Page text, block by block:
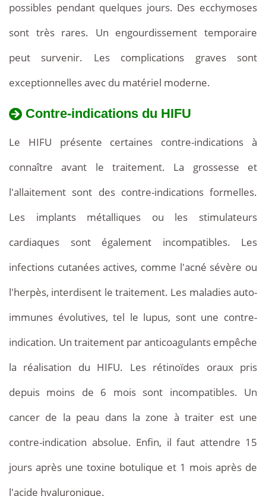
possibles pendant quelques jours. Des ecchymoses
sont très rares. Un engourdissement temporaire
peut survenir. Les complications graves sont
exceptionnelles avec du matériel moderne.
Contre-indications du HIFU
Le HIFU présente certaines contre-indications à
connaître avant le traitement. La grossesse et
l'allaitement sont des contre-indications formelles.
Les implants métalliques ou les stimulateurs
cardiaques sont également incompatibles. Les
infections cutanées actives, comme l'acné sévère ou
l'herpès, interdisent le traitement. Les maladies auto-
immunes évolutives, tel le lupus, sont une contre-
indication. Un traitement par anticoagulants empêche
la réalisation du HIFU. Les rétinoïdes oraux pris
depuis moins de 6 mois sont incompatibles. Un
cancer de la peau dans la zone à traiter est une
contre-indication absolue. Enfin, il faut attendre 15
jours après une toxine botulique et 1 mois après de
l'acide hyaluronique.